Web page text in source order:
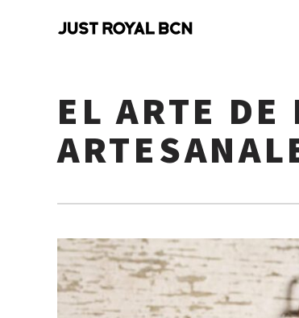
EL ARTE DE